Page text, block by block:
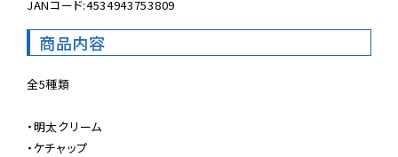
JANコード:4534943753809
商品内容
全5種類
・明太クリーム
・ケチャップ